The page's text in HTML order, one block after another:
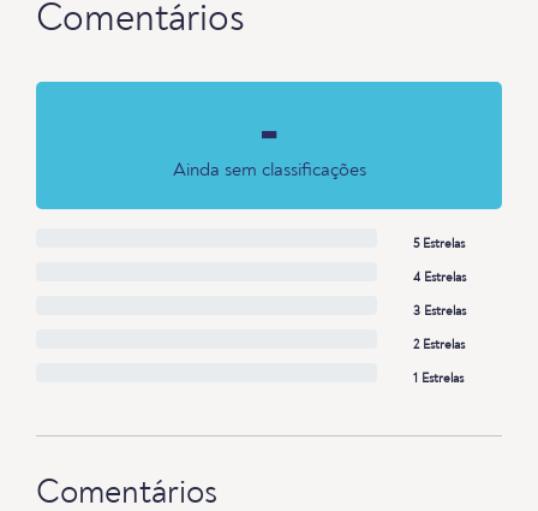
Comentários
-
Ainda sem classificações
5 Estrelas
4 Estrelas
3 Estrelas
2 Estrelas
1 Estrelas
Comentários